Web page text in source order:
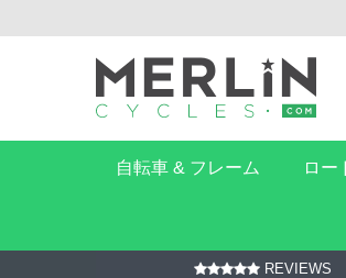
自転車 & フレーム ロー
REVIEWS